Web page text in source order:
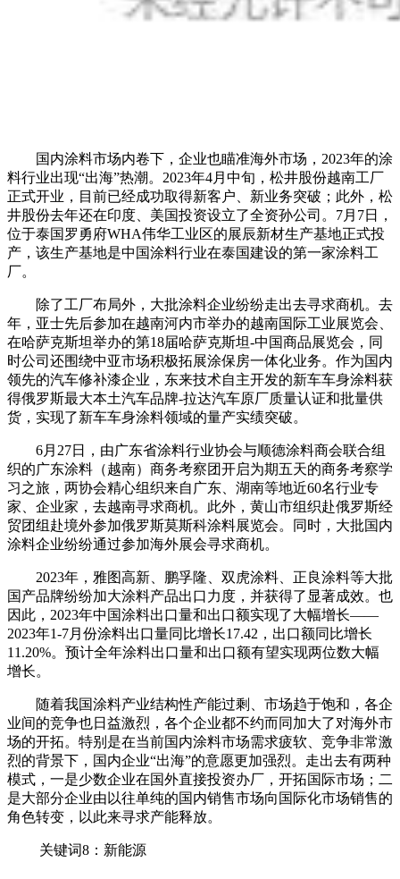
国内涂料市场内卷下，企业也瞄准海外市场，2023年的涂
料行业出现“出海”热潮。2023年4月中旬，松井股份越南工厂
正式开业，目前已经成功取得新客户、新业务突破；此外，松
井股份去年还在印度、美国投资设立了全资孙公司。7月7日，
位于泰国罗勇府WHA伟华工业区的展辰新材生产基地正式投
产，该生产基地是中国涂料行业在泰国建设的第一家涂料工
厂。
除了工厂布局外，大批涂料企业纷纷走出去寻求商机。去
年，亚士先后参加在越南河内市举办的越南国际工业展览会、
在哈萨克斯坦举办的第18届哈萨克斯坦-中国商品展览会，同
时公司还围绕中亚市场积极拓展涂保房一体化业务。作为国内
领先的汽车修补漆企业，东来技术自主开发的新车车身涂料获
得俄罗斯最大本土汽车品牌-拉达汽车原厂质量认证和批量供
货，实现了新车车身涂料领域的量产实绩突破。
6月27日，由广东省涂料行业协会与顺德涂料商会联合组
织的广东涂料（越南）商务考察团开启为期五天的商务考察学
习之旅，两协会精心组织来自广东、湖南等地近60名行业专
家、企业家，去越南寻求商机。此外，黄山市组织赴俄罗斯经
贸团组赴境外参加俄罗斯莫斯科涂料展览会。同时，大批国内
涂料企业纷纷通过参加海外展会寻求商机。
2023年，雅图高新、鹏孚隆、双虎涂料、正良涂料等大批
国产品牌纷纷加大涂料产品出口力度，并获得了显著成效。也
因此，2023年中国涂料出口量和出口额实现了大幅增长——
2023年1-7月份涂料出口量同比增长17.42，出口额同比增长
11.20%。预计全年涂料出口量和出口额有望实现两位数大幅
增长。
随着我国涂料产业结构性产能过剩、市场趋于饱和，各企
业间的竞争也日益激烈，各个企业都不约而同加大了对海外市
场的开拓。特别是在当前国内涂料市场需求疲软、竞争非常激
烈的背景下，国内企业“出海”的意愿更加强烈。走出去有两种
模式，一是少数企业在国外直接投资办厂，开拓国际市场；二
是大部分企业由以往单纯的国内销售市场向国际化市场销售的
角色转变，以此来寻求产能释放。
关键词8：新能源